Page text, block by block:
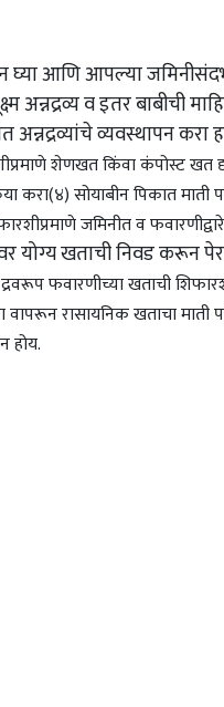
घ्या आणि आपल्या
व इतर बाबीची
अन्नद्रव्यांचे व्यवस्थापन करा
शेणखत किंवा कंपोस्ट खत
करा(४) सोयाबीन पिकात माती
जमिनीत व फवारणीद्वारे
योग्य खताची निवड करून
फवारणीच्या खताची
वापरून रासायनिक खताचा माती
होय.